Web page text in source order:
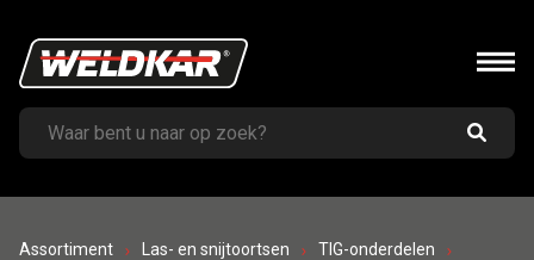
Assortiment Las- en snijtoortsen
TIG-onderdelen